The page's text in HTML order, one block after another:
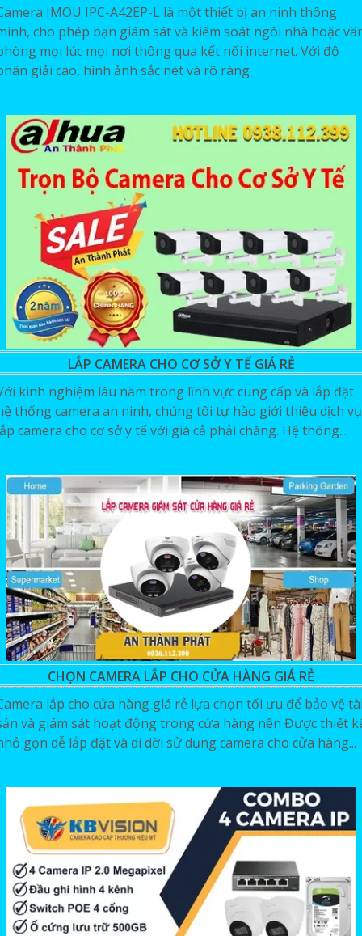
IMOU IPC-A42EP-L là một thiết bị an ninh thông
cho phép bạn giám sát và kiểm soát ngôi nhà hoặc
mọi lúc mọi nơi thông qua kết nối internet. Với độ
giải cao, hình ảnh sắc nét và rõ ràng
LẮP CAMERA CHO CƠ SỞ Y TẾ GIÁ RẺ
kinh nghiệm lâu năm trong lĩnh vực cung cấp và lắp đặt
thống camera an ninh, chúng tôi tự hào giới thiệu dịch vụ
camera cho cơ sở y tế với giá cả phải chăng. Hệ thống...
CHỌN CAMERA LẮP CHO CỬA HÀNG GIÁ RẺ
lắp cho cửa hàng giá rẻ lựa chọn tối ưu để bảo vệ
và giám sát hoạt động trong cửa hàng nên Được thiết
gọn dễ lắp đặt và di dời sử dụng camera cho cửa hàng...